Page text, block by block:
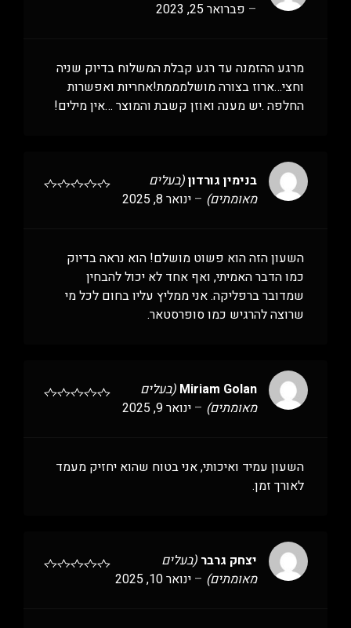
– פברואר 25, 2023
מרגע ההזמנה עד רגע קבלת המשלוח בדיוק שניה
וחצי…ארוז בצורה מושלמממת!אחריות ואפשרות
החלפה .יש מענה ואוזן קשבת והמוצר …אין מילים!
בנימין גורדון(בעלים
מאומתים) – ינואר 8, 2025
השעון הזה הוא פשוט מושלם! הוא נראה בדיוק
כמו הדבר האמיתי, ואף אחד לא יכול להבחין
שמדובר ברפליקה. אני ממליץ עליו בחום לכל מי
שרוצה להרגיש כמו סופרסטאר.
Miriam Golan (בעלים
מאומתים) – ינואר 9, 2025
השעון עמיד ואיכותי, אני בטוח שהוא יחזיק מעמד
לאורך זמן.
יצחק גרבר (בעלים
מאומתים) – ינואר 10, 2025